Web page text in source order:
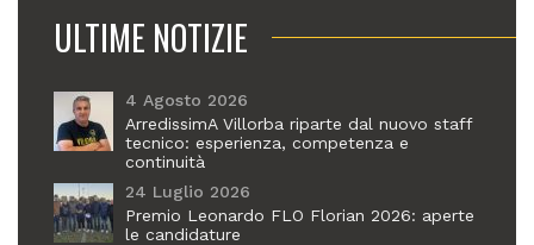
ULTIME NOTIZIE
4 Agosto 2026
ArredissimA Villorba riparte dal nuovo staff
tecnico: esperienza, competenza e
continuità
24 Luglio 2026
Premio Leonardo FLO Florian 2026: aperte
le candidature